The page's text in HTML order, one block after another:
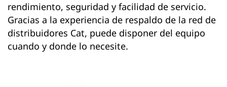
rendimiento, seguridad y facilidad de servicio.
Gracias a la experiencia de respaldo de la red de
distribuidores Cat, puede disponer del equipo
cuando y donde lo necesite.